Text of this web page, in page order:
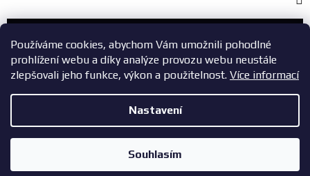
Používáme cookies, abychom Vám umožnili pohodlné
prohlížení webu a díky analýze provozu webu neustále
zlepšovali jeho funkce, výkon a použitelnost. Více informací
Nastavení
Souhlasím
Zákaznický servis
+420 603 785 748
Copyright 2026ZavodniAuta.cz. Všechna práva vyhrazena.|
Zásady ochrany osobních údajů